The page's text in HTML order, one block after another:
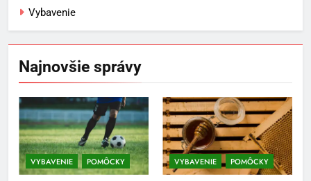
Vybavenie
Najnovšie správy
VYBAVENIE POMÔCKY VYBAVENIE POMÔCKY
5
POMÔCKY
6
Ako kombinovať rôzne
tréningové pomôcky
POMÔCKY VYBAVENIE